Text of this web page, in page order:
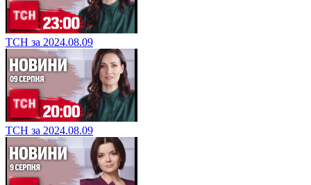
ТСН за 2024.08.09
ТСН за 2024.08.09